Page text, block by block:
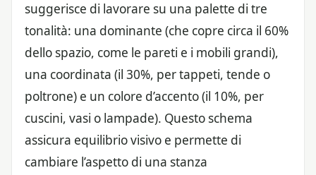
suggerisce di lavorare su una palette di tre
tonalità: una dominante (che copre circa il 60%
dello spazio, come le pareti e i mobili grandi),
una coordinata (il 30%, per tappeti, tende o
poltrone) e un colore d’accento (il 10%, per
cuscini, vasi o lampade). Questo schema
assicura equilibrio visivo e permette di
cambiare l’aspetto di una stanza